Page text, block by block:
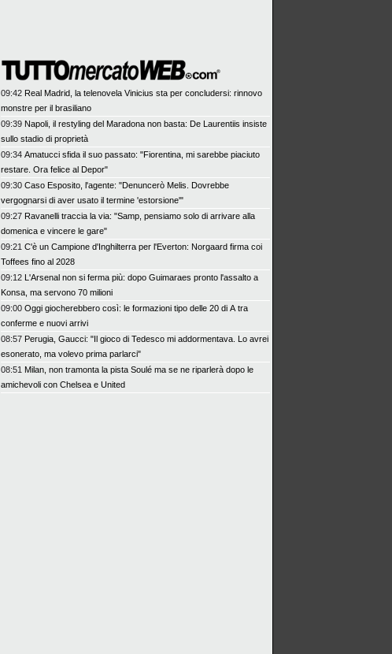
09:42 Real Madrid, la telenovela Vinicius sta per concludersi: rinnovo
monstre per il brasiliano
09:39 Napoli, il restyling del Maradona non basta: De Laurentiis insiste
sullo stadio di proprietà
09:34 Amatucci sfida il suo passato: "Fiorentina, mi sarebbe piaciuto
restare. Ora felice al Depor"
09:30 Caso Esposito, l'agente: "Denuncerò Melis. Dovrebbe
vergognarsi di aver usato il termine 'estorsione'"
09:27 Ravanelli traccia la via: "Samp, pensiamo solo di arrivare alla
domenica e vincere le gare"
09:21 C'è un Campione d'Inghilterra per l'Everton: Norgaard firma coi
Toffees fino al 2028
09:12 L'Arsenal non si ferma più: dopo Guimaraes pronto l'assalto a
Konsa, ma servono 70 milioni
09:00 Oggi giocherebbero così: le formazioni tipo delle 20 di A tra
conferme e nuovi arrivi
08:57 Perugia, Gaucci: "Il gioco di Tedesco mi addormentava. Lo avrei
esonerato, ma volevo prima parlarci"
08:51 Milan, non tramonta la pista Soulé ma se ne riparlerà dopo le
amichevoli con Chelsea e United